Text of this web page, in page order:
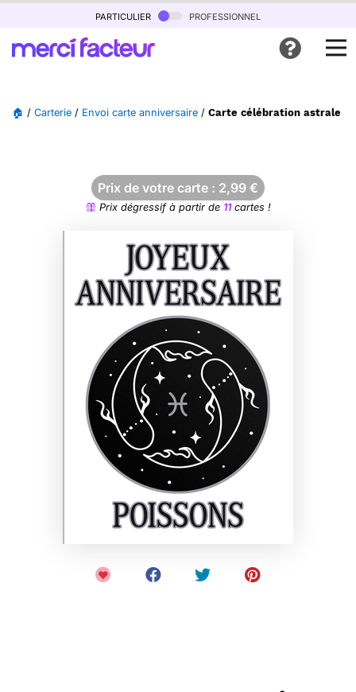
particulier professionnel
🏠 / Carterie / Envoi carte anniversaire / Carte célébration astrale
Prix de votre carte : 2,99 €
Prix dégressif à partir de 11cartes !